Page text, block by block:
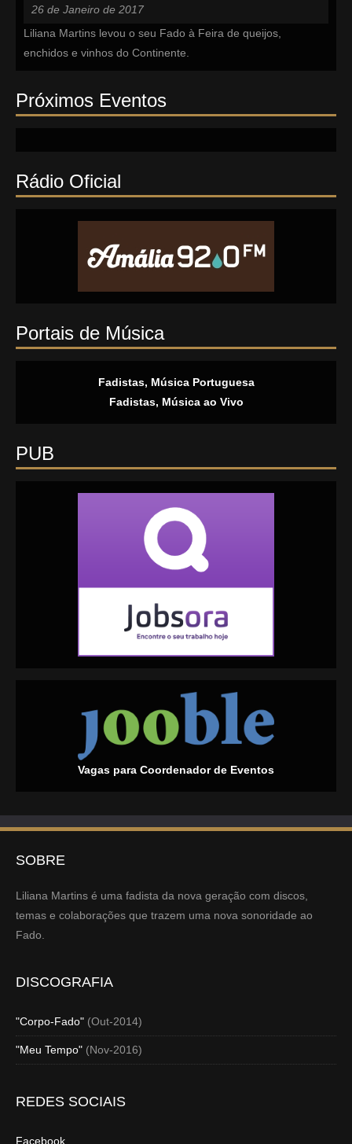
26 de Janeiro de 2017
Liliana Martins levou o seu Fado à Feira de queijos,
enchidos e vinhos do Continente.
Próximos Eventos
Rádio Oficial
Portais de Música
Fadistas, Música Portuguesa
Fadistas, Música ao Vivo
PUB
Vagas para Coordenador de Eventos
SOBRE
Liliana Martins é uma fadista da nova geração com discos,
temas e colaborações que trazem uma nova sonoridade ao
Fado.
DISCOGRAFIA
"Corpo-Fado" (Out-2014)
"Meu Tempo" (Nov-2016)
REDES SOCIAIS
Facebook